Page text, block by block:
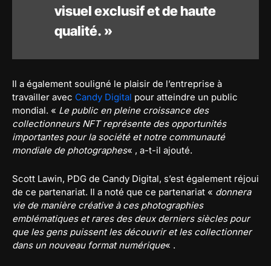
visuel exclusif et de haute
qualité. »
Il a également souligné le plaisir de l’entreprise à
travailler avec Candy Digital pour atteindre un public
mondial. « Le public en pleine croissance des
collectionneurs NFT représente des opportunités
importantes pour la société et notre communauté
mondiale de photographes« , a-t-il ajouté.
Scott Lawin, PDG de Candy Digital, s’est également réjoui
de ce partenariat. Il a noté que ce partenariat « donnera
vie de manière créative à ces photographies
emblématiques et rares des deux derniers siècles pour
que les gens puissent les découvrir et les collectionner
dans un nouveau format numérique« .